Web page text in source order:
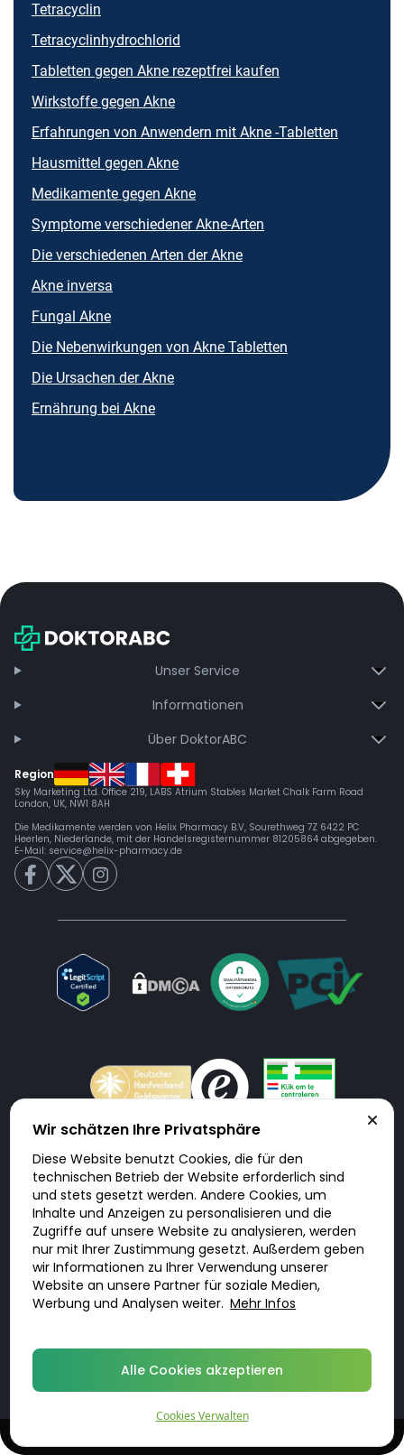
Tetracyclin
Tetracyclinhydrochlorid
Tabletten gegen Akne rezeptfrei kaufen
Wirkstoffe gegen Akne
Erfahrungen von Anwendern mit Akne -Tabletten
Hausmittel gegen Akne
Medikamente gegen Akne
Symptome verschiedener Akne-Arten
Die verschiedenen Arten der Akne
Akne inversa
Fungal Akne
Die Nebenwirkungen von Akne Tabletten
Die Ursachen der Akne
Ernährung bei Akne
Unser Service
Informationen
Über DoktorABC
Region
Sky Marketing Ltd. Office 219, LABS Atrium Stables Market Chalk Farm Road
London, UK, NW1 8AH
Die Medikamente werden von Helix Pharmacy B.V, Sourethweg 7Z 6422 PC
Heerlen, Niederlande, mit der Handelsregisternummer 81205864 abgegeben.
E-Mail: service@helix-pharmacy.de
Doktorabc.com ist eine Vermittlungsplattform. Doktorabc ist ausdrücklich
keine Internetapotheke. Doktorabc bietet keine Medikamente oder
sonstige Produkte an oder liefert diese. Jegliche Informationen zu
Produkten, Medikamenten und Preisen auf der Internetseite beinhalten
kein Angebot von Doktorabc an Sie. Für die Einhaltung der in Ihrem Land
geltenden Gesetze und sonstigen Rechtsvorschriften sind Sie als Nutzer
selbst verantwortlich. Die Nutzung unseres Services auf Doktorabc durch
Sie erfolgt auf eigenes Risiko und in eigener Verantwortung. Sie erklären,
diese Internetseite aus eigener Initiative zu besuchen und zu nutzen.
Wir schätzen Ihre Privatsphäre
Diese Website benutzt Cookies, die für den
technischen Betrieb der Website erforderlich sind
und stets gesetzt werden. Andere Cookies, um
Inhalte und Anzeigen zu personalisieren und die
Zugriffe auf unsere Website zu analysieren, werden
nur mit Ihrer Zustimmung gesetzt. Außerdem geben
wir Informationen zu Ihrer Verwendung unserer
Website an unsere Partner für soziale Medien,
Werbung und Analysen weiter. Mehr Infos
Alle Cookies akzeptieren
Cookies Verwalten